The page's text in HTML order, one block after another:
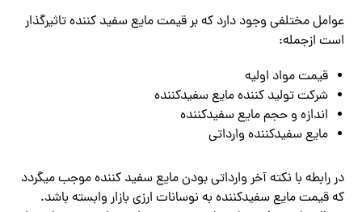
عوامل مختلفی وجود دارد که بر قیمت مایع سفید کننده تاثیرگذار
است ازجمله:
قیمت مواد اولیه
شرکت تولید کننده مایع سفیدکننده
اندازه و حجم مایع سفیدکننده
مایع سفیدکننده وارداتی
در رابطه با نکته آخر وارداتی بودن مایع سفید کننده موجب میگردد
که قیمت مایع سفیدکننده به نوسانات ارزی بازار وابسته باشد.